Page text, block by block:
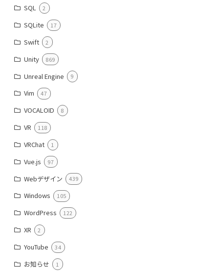
SQL 2
SQLite 17
Swift 2
Unity 869
Unreal Engine 9
Vim 47
VOCALOID 8
VR 118
VRChat 1
Vue.js 97
Webデザイン 439
Windows 105
WordPress 122
XR 2
YouTube 34
お知らせ 1